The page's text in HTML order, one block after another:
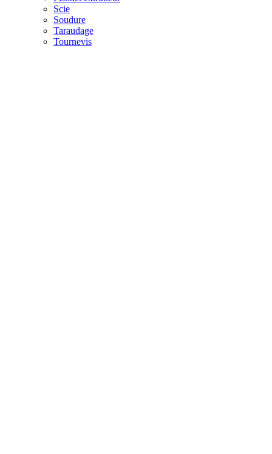
Scie
Soudure
Taraudage
Tournevis